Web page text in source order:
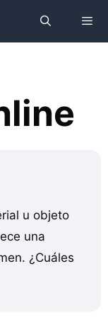
u objeto
una
¿Cuáles